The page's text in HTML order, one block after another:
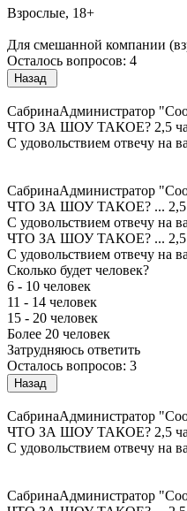
Взрослые, 18+
Для смешанной компании
Осталось вопросов: 4
Назад
СабринаАдминистратор
ЧТО ЗА ШОУ ТАКОЕ? 2,5
С удовольствием отвечу на
СабринаАдминистратор
ЧТО ЗА ШОУ ТАКОЕ? ...
С удовольствием отвечу на
ЧТО ЗА ШОУ ТАКОЕ? ...
С удовольствием отвечу на
Сколько будет человек?
6 - 10 человек
11 - 14 человек
15 - 20 человек
Более 20 человек
Затрудняюсь ответить
Осталось вопросов: 3
Назад
СабринаАдминистратор
ЧТО ЗА ШОУ ТАКОЕ? 2,5
С удовольствием отвечу на
СабринаАдминистратор